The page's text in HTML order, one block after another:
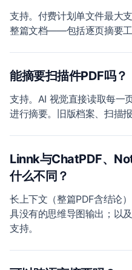
支持。付费计划单文件最大
整篇文档——包括逐页摘要工
能摘要扫描件PDF吗？
支持。AI 视觉直接读取每
进行摘要。旧版档案、扫描
Linnk与ChatPDF、
什么不同？
长上下文（整篇PDF含结论
具没有的思维导图输出；以
支持。